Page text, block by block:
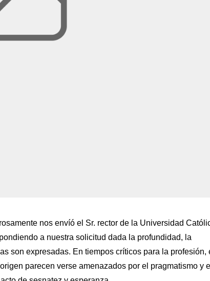
nos envíó el Sr. rector de la Universidad
a nuestra solicitud dada la profundidad, la
son expresadas. En tiempos críticos para la profesión,
parecen verse amenazados por el pragmatismo y el